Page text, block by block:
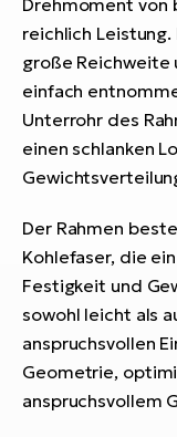
reichlich
große Reichweite
einfach
Unterrohr des
einen schlanken
Der Rahmen
Kohlefaser, die
Festigkeit und
sowohl leicht als
anspruchsvollen
Geometrie,
anspruchsvollem